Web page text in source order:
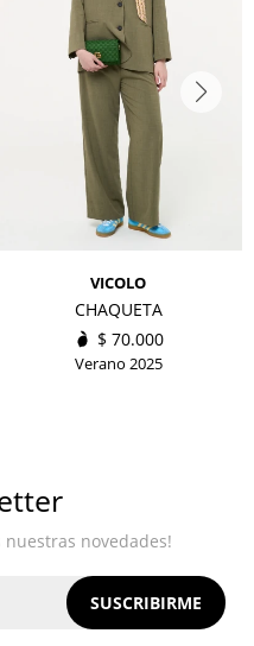
VICOLO
CHAQUETA
$ 70.000
Verano 2025
novedades!
SUSCRIBIRME